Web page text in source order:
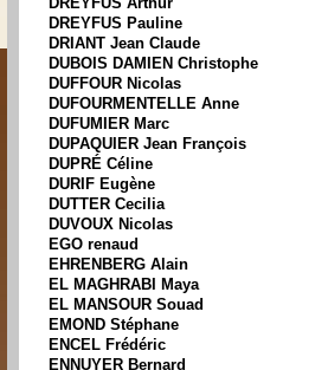
DREYFUS Pauline
DRIANT Jean Claude
DUBOIS DAMIEN Christophe
DUFFOUR Nicolas
DUFOURMENTELLE Anne
DUFUMIER Marc
DUPAQUIER Jean François
DUPRÉ Céline
DURIF Eugène
DUTTER Cecilia
DUVOUX Nicolas
EGO renaud
EHRENBERG Alain
EL MAGHRABI Maya
EL MANSOUR Souad
EMOND Stéphane
ENCEL Frédéric
ENNUYER Bernard